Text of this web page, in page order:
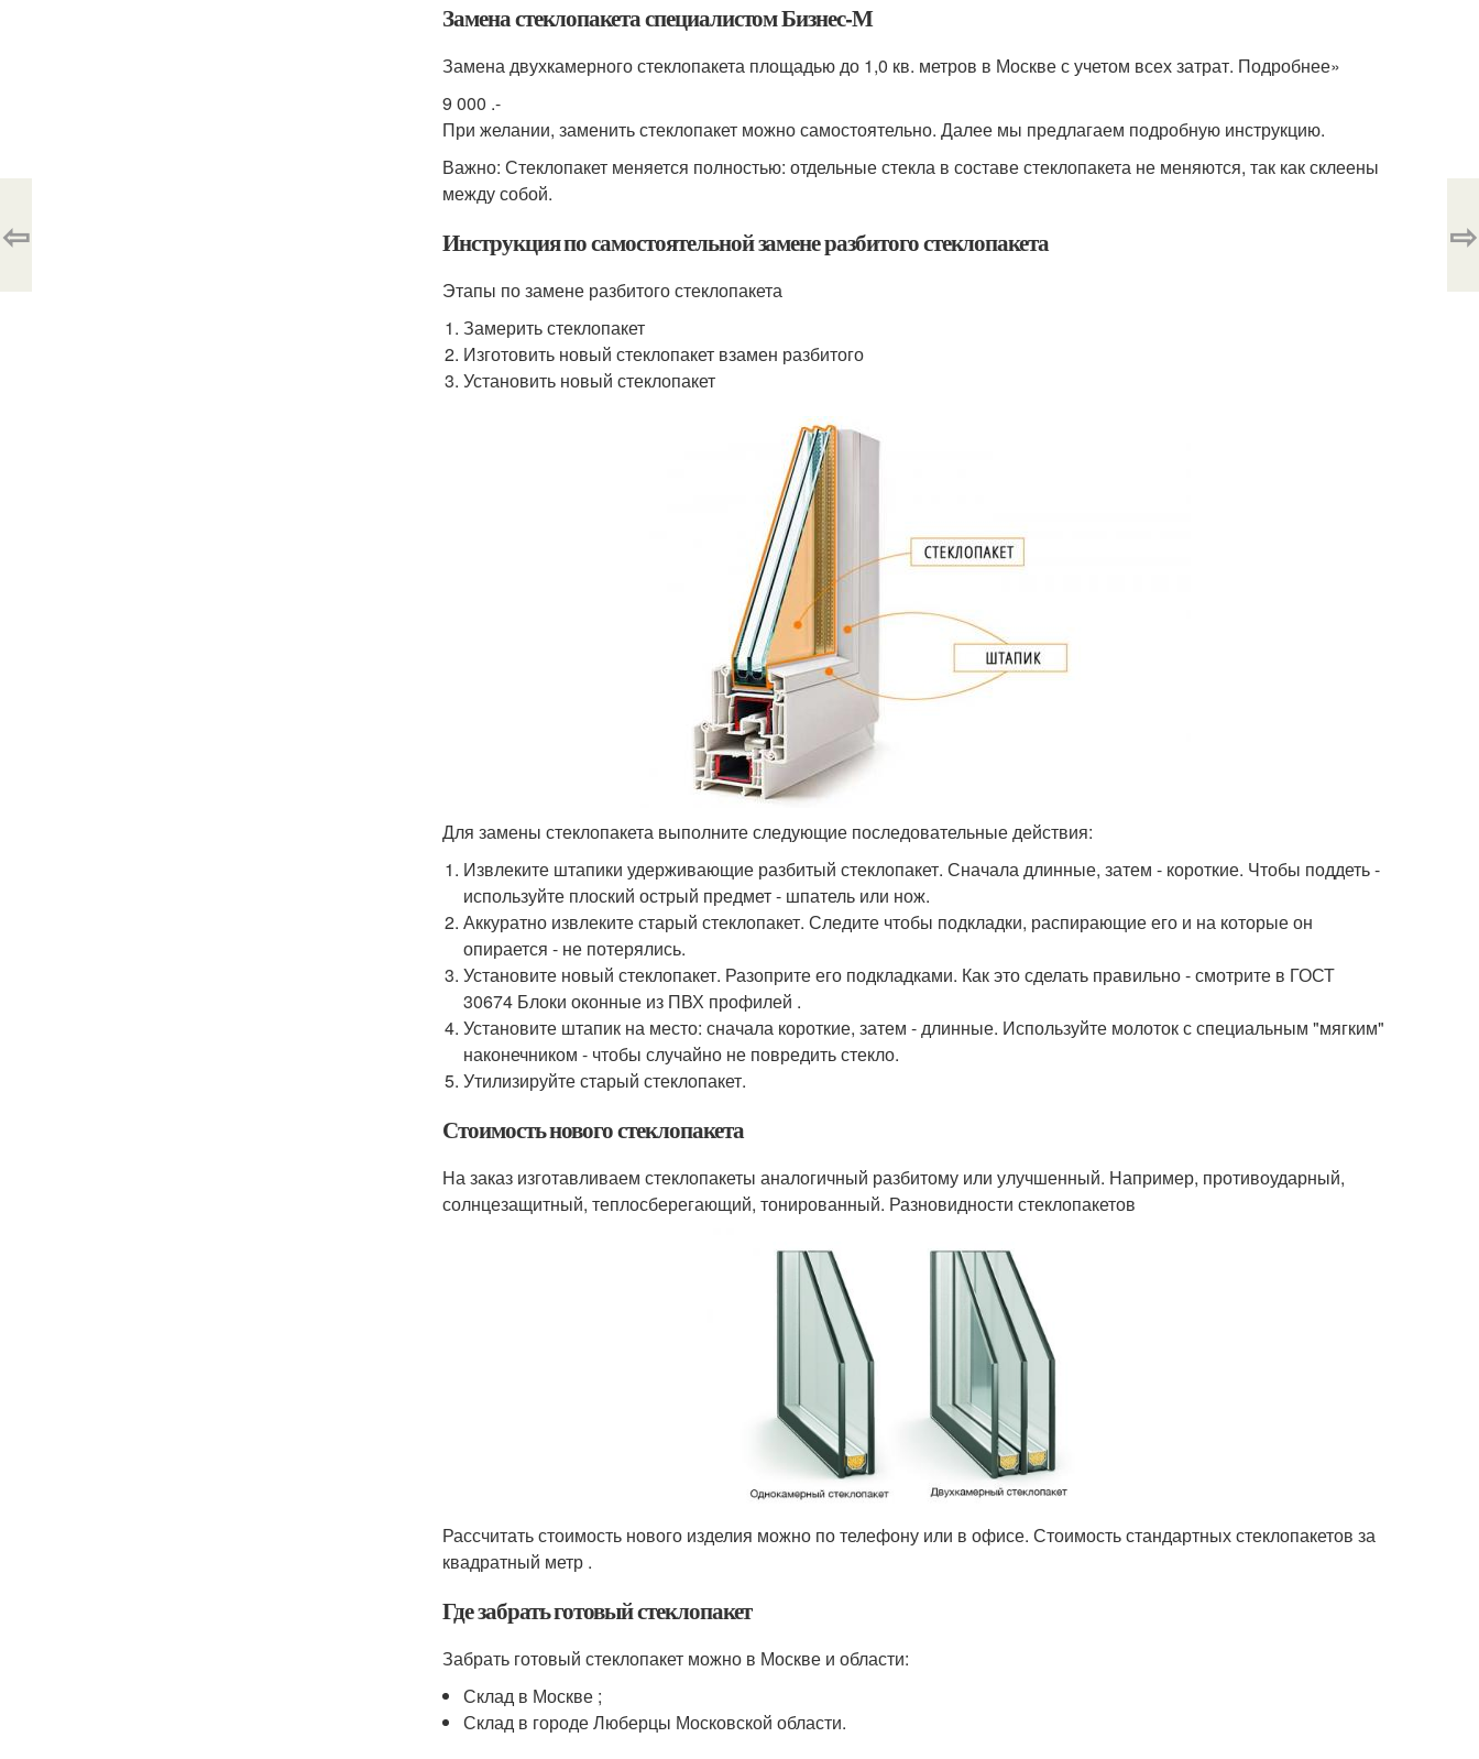
Замена стеклопакета специалистом Бизнес-М
Замена двухкамерного стеклопакета площадью до 1,0 кв. метров в Москве с учетом всех затрат. Подробнее»
9 000 .-
При желании, заменить стеклопакет можно самостоятельно. Далее мы предлагаем подробную инструкцию.
Важно: Стеклопакет меняется полностью: отдельные стекла в составе стеклопакета не меняются, так как склеены
между собой.
Инструкция по самостоятельной замене разбитого стеклопакета
Этапы по замене разбитого стеклопакета
Замерить стеклопакет
Изготовить новый стеклопакет взамен разбитого
Установить новый стеклопакет
Для замены стеклопакета выполните следующие последовательные действия:
Извлеките штапики удерживающие разбитый стеклопакет. Сначала длинные, затем - короткие. Чтобы поддеть -
используйте плоский острый предмет - шпатель или нож.
Аккуратно извлеките старый стеклопакет. Следите чтобы подкладки, распирающие его и на которые он
опирается - не потерялись.
Установите новый стеклопакет. Разоприте его подкладками. Как это сделать правильно - смотрите в ГОСТ
30674 Блоки оконные из ПВХ профилей .
Установите штапик на место: сначала короткие, затем - длинные. Используйте молоток с специальным "мягким"
наконечником - чтобы случайно не повредить стекло.
Утилизируйте старый стеклопакет.
Стоимость нового стеклопакета
На заказ изготавливаем стеклопакеты аналогичный разбитому или улучшенный. Например, противоударный,
солнцезащитный, теплосберегающий, тонированный. Разновидности стеклопакетов
Рассчитать стоимость нового изделия можно по телефону или в офисе. Стоимость стандартных стеклопакетов за
квадратный метр .
Где забрать готовый стеклопакет
Забрать готовый стеклопакет можно в Москве и области:
Склад в Москве ;
Склад в городе Люберцы Московской области.
⇦ ⇨